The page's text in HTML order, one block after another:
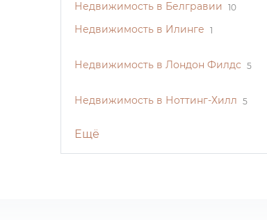
Недвижимость в Белгравии 10
Недвижимость в Илинге 1
Недвижимость в Лондон Филдс 5
Недвижимость в Ноттинг-Хилл 5
Ещё